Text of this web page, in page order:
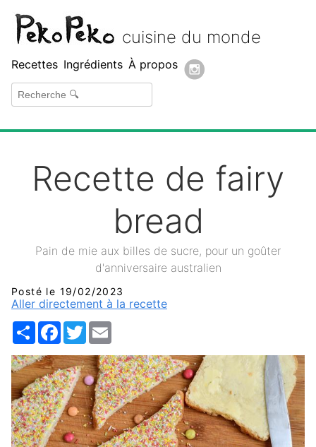
Peko Peko
cuisine du monde
Recettes Ingrédients À propos
Recette de fairy
bread
Pain de mie aux billes de sucre, pour un goûter
d'anniversaire australien
Posté le 19/02/2023
Aller directement à la recette
ShareFacebook
Twitter